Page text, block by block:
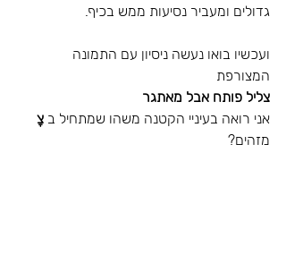
גדולים ומעביר נסיעות ממש בכיף.
ועכשיו בואו נעשה ניסיון עם התמונה
המצורפת
צליל פותח אבל מאתגר
אני רואה בעיניי הקטנה משהו שמתחיל ב צָ
מזהים?